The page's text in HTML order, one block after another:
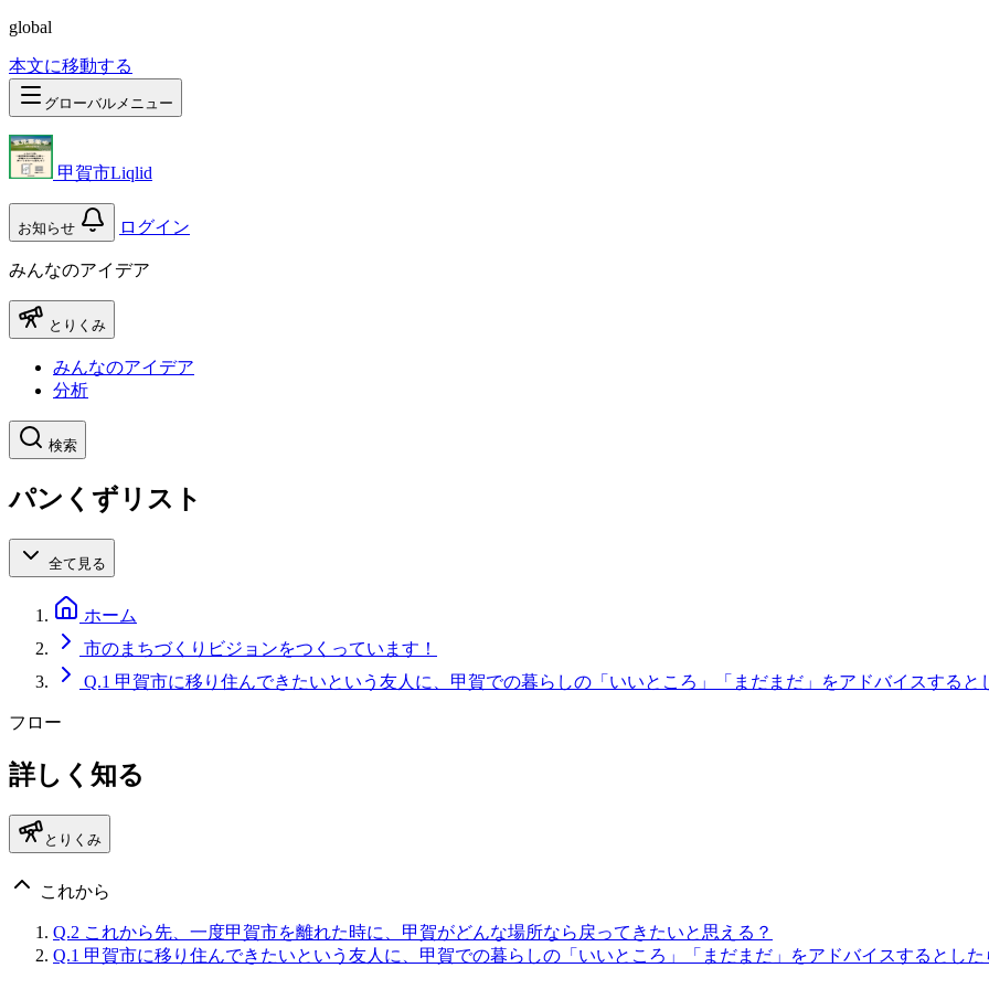
global
本文に移動する
グローバルメニュー
甲賀市Liqlid
お知らせ ログイン
みんなのアイデア
とりくみ
みんなのアイデア
分析
検索
パンくずリスト
全て見る
ホーム
市のまちづくりビジョンをつくっています！
Q.1 甲賀市に移り住んできたいという友人に、甲賀での暮らしの「いいところ」「まだまだ」をアドバイスすると
フロー
詳しく知る
とりくみ
これから
Q.2 これから先、一度甲賀市を離れた時に、甲賀がどんな場所なら戻ってきたいと思える？
Q.1 甲賀市に移り住んできたいという友人に、甲賀での暮らしの「いいところ」「まだまだ」をアドバイスするとした